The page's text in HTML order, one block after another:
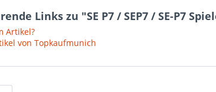
Links zu "SE P7 / SEP7 / SE-P7
Artikel?
von Topkaufmunich